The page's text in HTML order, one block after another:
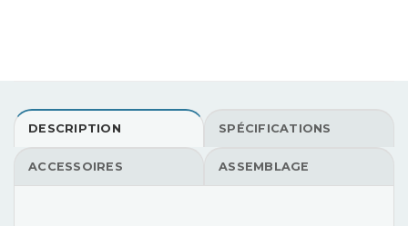
DESCRIPTION SPÉCIFICATIONS
ACCESSOIRES ASSEMBLAGE